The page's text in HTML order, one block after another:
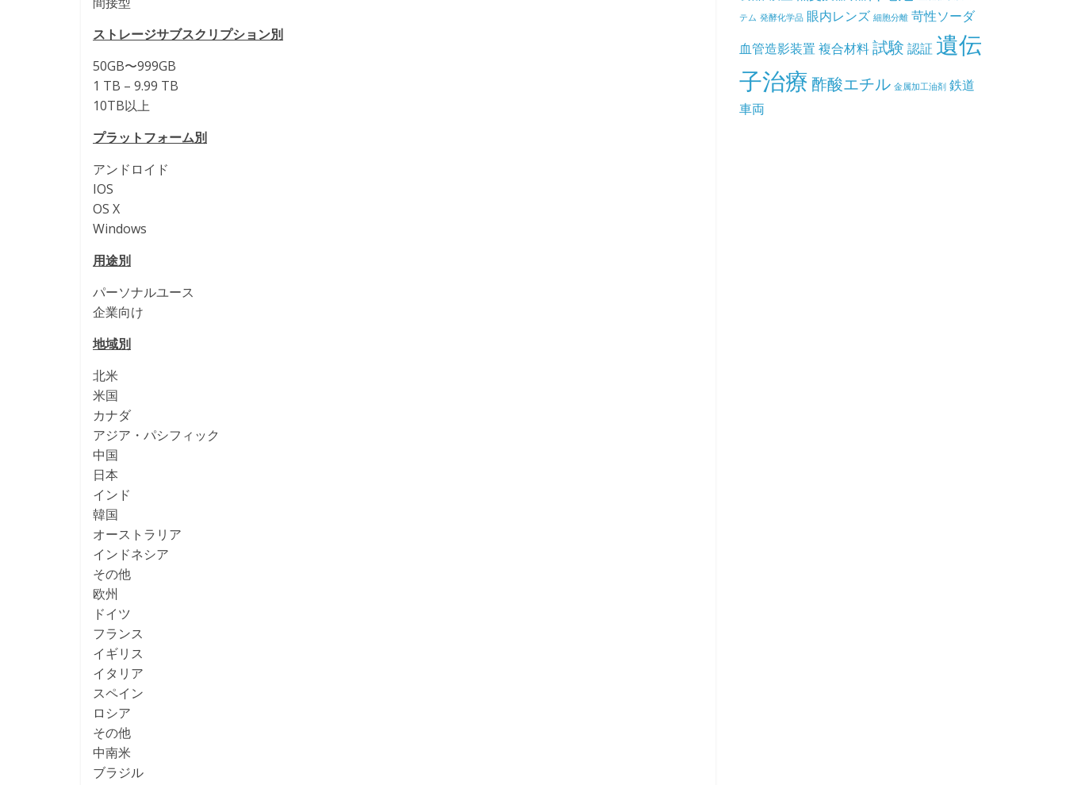
ストレージサブスクリプション別
50GB〜999GB
1 TB – 9.99 TB
10TB以上
プラットフォーム別
アンドロイド
IOS
OS X
Windows
用途別
パーソナルユース
企業向け
地域別
北米
米国
カナダ
アジア・パシフィック
中国
日本
インド
韓国
オーストラリア
インドネシア
その他
欧州
ドイツ
フランス
イギリス
イタリア
スペイン
ロシア
その他
中南米
ブラジル
テム 発酵化学品 眼内レンズ 細胞分離 苛性ソーダ
血管造影装置 複合材料試験 認証 遺伝
子治療 酢酸エチル 金属加工油剤 鉄道
車両